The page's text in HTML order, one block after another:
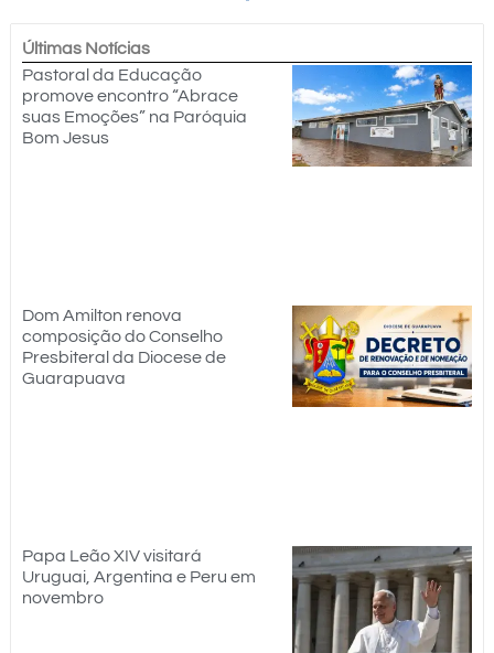
Últimas Notícias
Pastoral da Educação
promove encontro “Abrace
suas Emoções” na Paróquia
Bom Jesus
Dom Amilton renova
composição do Conselho
Presbiteral da Diocese de
Guarapuava
Papa Leão XIV visitará
Uruguai, Argentina e Peru em
novembro